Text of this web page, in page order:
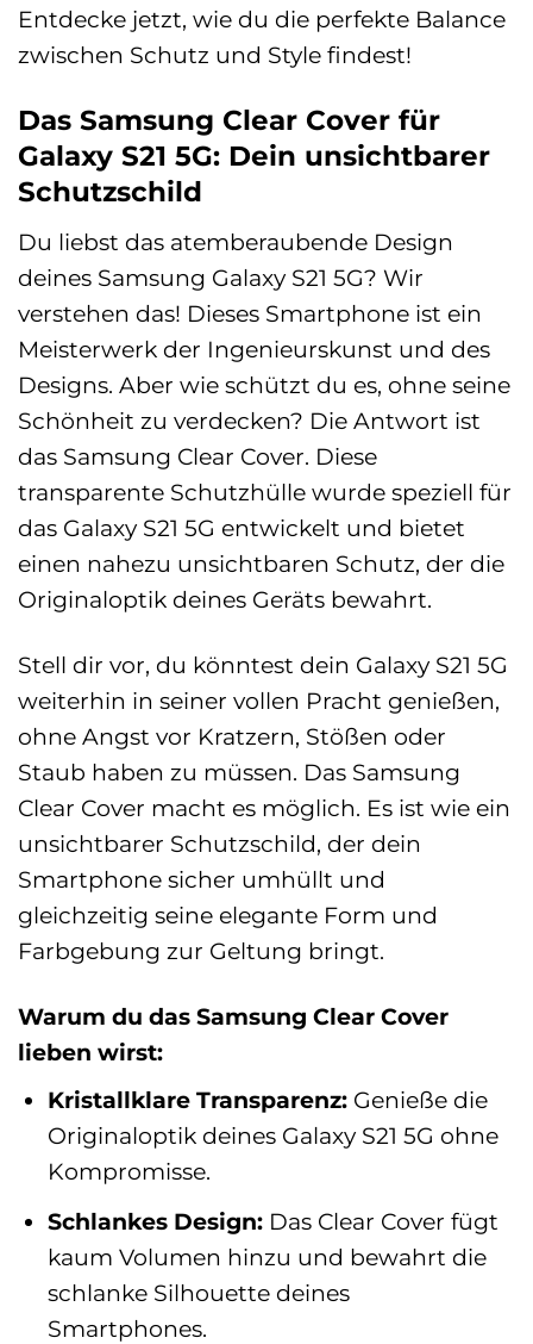
Entdecke jetzt, wie du die perfekte Balance
zwischen Schutz und Style findest!
Das Samsung Clear Cover für
Galaxy S21 5G: Dein unsichtbarer
Schutzschild
Du liebst das atemberaubende Design
deines Samsung Galaxy S21 5G? Wir
verstehen das! Dieses Smartphone ist ein
Meisterwerk der Ingenieurskunst und des
Designs. Aber wie schützt du es, ohne seine
Schönheit zu verdecken? Die Antwort ist
das Samsung Clear Cover. Diese
transparente Schutzhülle wurde speziell für
das Galaxy S21 5G entwickelt und bietet
einen nahezu unsichtbaren Schutz, der die
Originaloptik deines Geräts bewahrt.
Stell dir vor, du könntest dein Galaxy S21 5G
weiterhin in seiner vollen Pracht genießen,
ohne Angst vor Kratzern, Stößen oder
Staub haben zu müssen. Das Samsung
Clear Cover macht es möglich. Es ist wie ein
unsichtbarer Schutzschild, der dein
Smartphone sicher umhüllt und
gleichzeitig seine elegante Form und
Farbgebung zur Geltung bringt.
Warum du das Samsung Clear Cover
lieben wirst:
Kristallklare Transparenz: Genieße die
Originaloptik deines Galaxy S21 5G ohne
Kompromisse.
Schlankes Design: Das Clear Cover fügt
kaum Volumen hinzu und bewahrt die
schlanke Silhouette deines
Smartphones.